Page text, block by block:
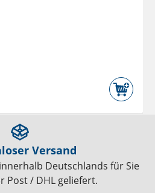
Versand
Deutschlands für Sie
Post / DHL geliefert.